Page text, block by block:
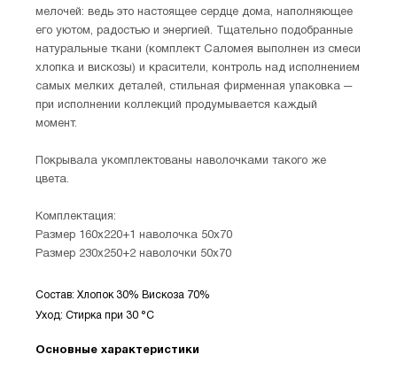
мелочей: ведь это настоящее сердце дома, наполняющее
его уютом, радостью и энергией. Тщательно подобранные
натуральные ткани (комплект Саломея выполнен из смеси
хлопка и вискозы) и красители, контроль над исполнением
самых мелких деталей, стильная фирменная упаковка ─
при исполнении коллекций продумывается каждый
момент.
Покрывала укомплектованы наволочками такого же
цвета.
Комплектация:
Размер 160х220+1 наволочка 50х70
Размер 230х250+2 наволочки 50х70
Состав: Хлопок 30% Вискоза 70%
Уход: Стирка при 30 °С
Основные характеристики